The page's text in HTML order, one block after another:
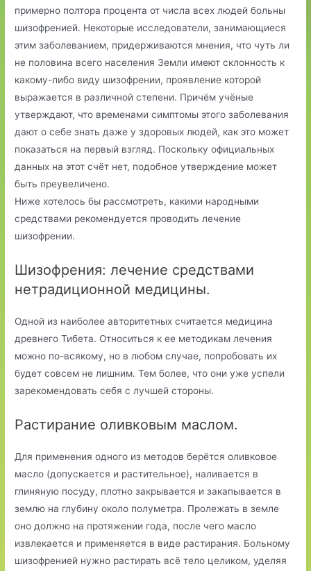
примерно полтора процента от числа всех людей больны
шизофренией. Некоторые исследователи, занимающиеся
этим заболеванием, придерживаются мнения, что чуть ли
не половина всего населения Земли имеют склонность к
какому-либо виду шизофрении, проявление которой
выражается в различной степени. Причём учёные
утверждают, что временами симптомы этого заболевания
дают о себе знать даже у здоровых людей, как это может
показаться на первый взгляд. Поскольку официальных
данных на этот счёт нет, подобное утверждение может
быть преувеличено.
Ниже хотелось бы рассмотреть, какими народными
средствами рекомендуется проводить лечение
шизофрении.
Шизофрения: лечение средствами
нетрадиционной медицины.
Одной из наиболее авторитетных считается медицина
древнего Тибета. Относиться к ее методикам лечения
можно по-всякому, но в любом случае, попробовать их
будет совсем не лишним. Тем более, что они уже успели
зарекомендовать себя с лучшей стороны.
Растирание оливковым маслом.
Для применения одного из методов берётся оливковое
масло (допускается и растительное), наливается в
глиняную посуду, плотно закрывается и закапывается в
землю на глубину около полуметра. Пролежать в земле
оно должно на протяжении года, после чего масло
извлекается и применяется в виде растирания. Больному
шизофренией нужно растирать всё тело целиком, уделяя